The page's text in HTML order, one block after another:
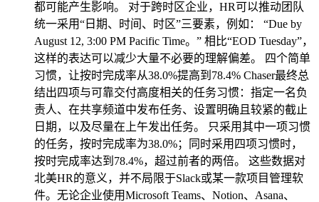
都可能产生影响。 对于跨时区企业，HR可以推动团队
统一采用“日期、时间、时区”三要素，例如： “Due by
August 12, 3:00 PM Pacific Time。” 相比“EOD Tuesday”，
这样的表达可以减少大量不必要的理解偏差。 四个简单
习惯，让按时完成率从38.0%提高到78.4% Chaser最终总
结出四项与可靠交付高度相关的任务习惯：指定一名负
责人、在共享频道中发布任务、设置明确且较紧的截止
日期，以及尽量在上午发出任务。 只采用其中一项习惯
的任务，按时完成率为38.0%；同时采用四项习惯时，
按时完成率达到78.4%，超过前者的两倍。 这些数据对
北美HR的意义，并不局限于Slack或某一款项目管理软
件。无论企业使用Microsoft Teams、Notion、Asana、